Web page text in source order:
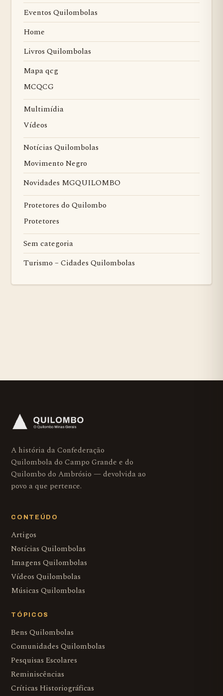
Eventos Quilombolas
Home
Livros Quilombolas
Mapa qcg
MCQCG
Multimídia
Vídeos
Notícias Quilombolas
Movimento Negro
Novidades MGQUILOMBO
Protetores do Quilombo
Protetores
Sem categoria
Turismo – Cidades Quilombolas
A história da Confederação
Quilombola do Campo Grande e do
Quilombo do Ambrósio — devolvida ao
povo a que pertence.
CONTEÚDO
Artigos
Notícias Quilombolas
Imagens Quilombolas
Vídeos Quilombolas
Músicas Quilombolas
TÓPICOS
Bens Quilombolas
Comunidades Quilombolas
Pesquisas Escolares
Reminiscências
Críticas Historiográficas